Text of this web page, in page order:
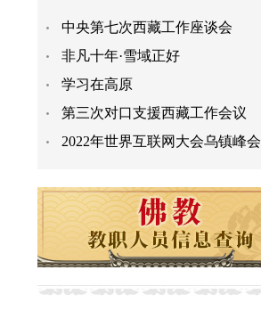
中央第七次西藏工作座谈会
非凡十年·雪域正好
学习在高原
第三次对口支援西藏工作会议
2022年世界互联网大会乌镇峰会